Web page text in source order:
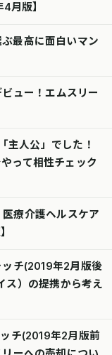
月版】
最高に面白いマン
ュー！エムスリー
主人公」でした！
って相性チェック
療介護ヘルスケア
チ(2019年2月版後
）の提携から考え
チ(2019年2月版前